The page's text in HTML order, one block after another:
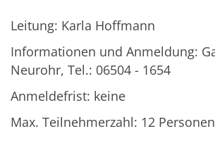
Leitung: Karla Hoffmann
Informationen und Anmeldung:
Neurohr, Tel.: 06504 - 1654
Anmeldefrist: keine
Max. Teilnehmerzahl: 12 Personen